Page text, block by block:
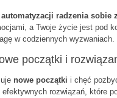
automatyzacji radzenia sobie
a Twoje życie jest pod
w codziennych wyzwaniach.
początki i
nowe początki i chęć
rozwiązań, które